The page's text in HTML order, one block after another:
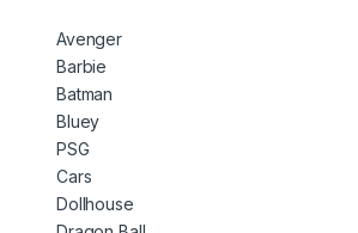
Avenger
Barbie
Batman
Bluey
PSG
Cars
Dollhouse